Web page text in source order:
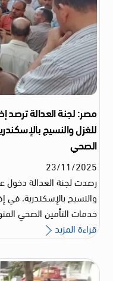
مصر: لجنة العدالة ترصد
للغزل والنسيج
الصحي
23/11/2025
رصدت لجنة العدالة دخول
والنسيج بالإسكندرية،
خدمات التأمين الصحي
قراءة المزيد